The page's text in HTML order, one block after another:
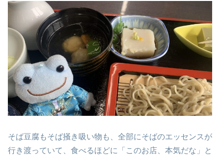
そば豆腐もそば掻き吸い物も、全部にそばのエッセンスが
行き渡っていて、食べるほどに「このお店、本気だな」と